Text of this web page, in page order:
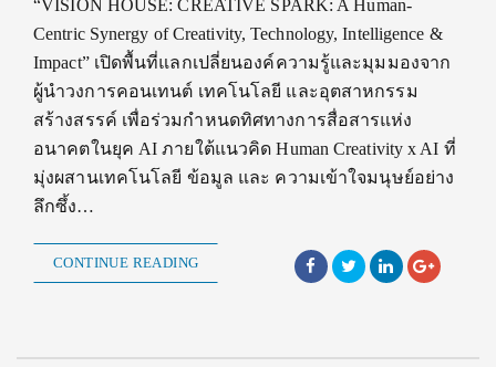
“VISION HOUSE: CREATIVE SPARK: A Human-
Centric Synergy of Creativity, Technology, Intelligence &
Impact” เปิดพื้นที่แลกเปลี่ยนองค์ความรู้และมุมมองจาก
ผู้นำวงการคอนเทนต์ เทคโนโลยี และอุตสาหกรรม
สร้างสรรค์ เพื่อร่วมกำหนดทิศทางการสื่อสารแห่ง
อนาคตในยุค AI ภายใต้แนวคิด Human Creativity x AI ที่
มุ่งผสานเทคโนโลยี ข้อมูล และ ความเข้าใจมนุษย์อย่าง
ลึกซึ้ง…
CONTINUE READING